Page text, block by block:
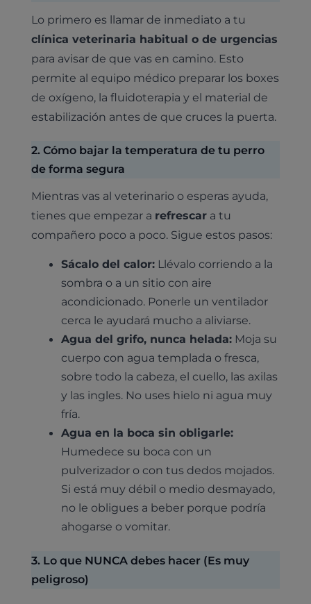
Lo primero es llamar de inmediato a tu
clínica veterinaria habitual o de urgencias
para avisar de que vas en camino. Esto
permite al equipo médico preparar los boxes
de oxígeno, la fluidoterapia y el material de
estabilización antes de que cruces la puerta.
2. Cómo bajar la temperatura de tu perro
de forma segura
Mientras vas al veterinario o esperas ayuda,
tienes que empezar a refrescara tu
compañero poco a poco. Sigue estos pasos:
Sácalo del calor: Llévalo corriendo a la
sombra o a un sitio con aire
acondicionado. Ponerle un ventilador
cerca le ayudará mucho a aliviarse.
Agua del grifo, nunca helada: Moja su
cuerpo con agua templada o fresca,
sobre todo la cabeza, el cuello, las axilas
y las ingles. No uses hielo ni agua muy
fría.
Agua en la boca sin obligarle:
Humedece su boca con un
pulverizador o con tus dedos mojados.
Si está muy débil o medio desmayado,
no le obligues a beber porque podría
ahogarse o vomitar.
3. Lo que NUNCA debes hacer (Es muy
peligroso)